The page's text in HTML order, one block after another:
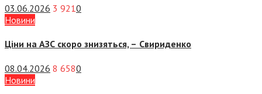
03.06.2026 3 9210
Новини
Ціни на АЗС скоро знизяться, – Свириденко
08.04.2026 8 6580
Новини